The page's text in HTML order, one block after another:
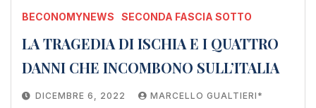
BECONOMYNEWS SECONDA FASCIA SOTTO
LA TRAGEDIA DI ISCHIA E I QUATTRO
DANNI CHE INCOMBONO SULL’ITALIA
DICEMBRE 6, 2022 MARCELLO GUALTIERI*